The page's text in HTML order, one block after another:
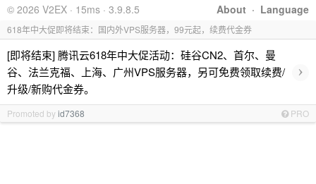
About · Language
© 2026 V2EX · 15ms · 3.9.8.5
618年中大促即将结束：国内外VPS服务器，99元起，续费代金券
[即将结束] 腾讯云618年中大促活动：硅谷CN2、首尔、曼
谷、法兰克福、上海、广州VPS服务器，另可免费领取续费/
升级/新购代金券。
›
Promoted byid7368 PRO